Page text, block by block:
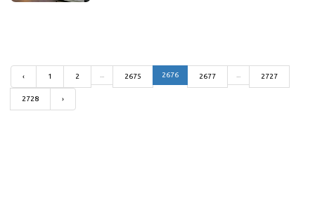
‹ 1 2 2675 2676 2677 2727
2728 ›